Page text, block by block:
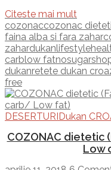
Citeste mai mult
cozonaccozonac
faina alba si fara zahar
zahardukanlifestyle
carblow fat
dukanretete dukan
free
DESERTURI Dukan
COZONAC
Low